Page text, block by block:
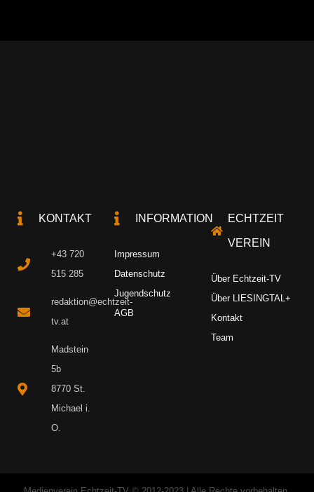
KONTAKT
+43 720
515 285
redaktion@echtzeit-
tv.at
Madstein
5b
8770 St.
Michael i.
O.
INFORMATION
Impressum
Datenschutz
Jugendschutz
AGB
ECHTZEIT
VEREIN
Über Echtzeit-TV
Über LIESINGTAL+
Kontakt
Team